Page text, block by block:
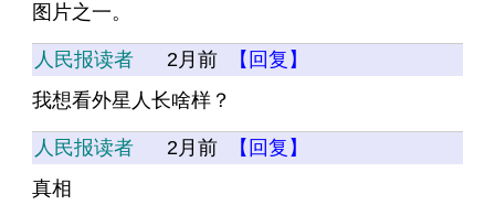
图片之一。
人民报读者 2月前
【回复】
我想看外星人长啥样？
人民报读者 2月前
【回复】
真相